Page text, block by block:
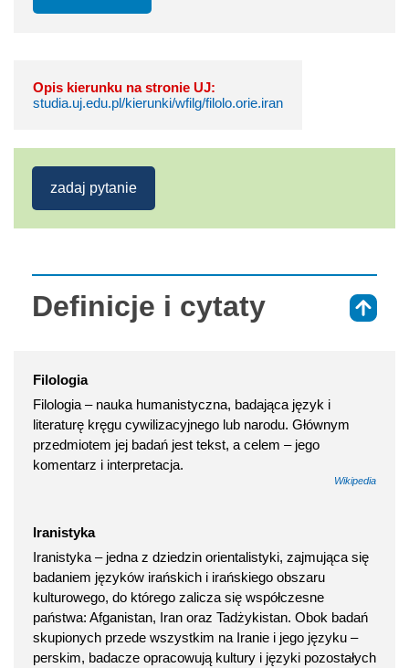
Opis kierunku na stronie UJ:
studia.uj.edu.pl/kierunki/wfilg/filolo.orie.iran
zadaj pytanie
Definicje i cytaty
Filologia
Filologia – nauka humanistyczna, badająca język i
literaturę kręgu cywilizacyjnego lub narodu. Głównym
przedmiotem jej badań jest tekst, a celem – jego
komentarz i interpretacja.
Wikipedia
Iranistyka
Iranistyka – jedna z dziedzin orientalistyki, zajmująca się
badaniem języków irańskich i irańskiego obszaru
kulturowego, do którego zalicza się współczesne
państwa: Afganistan, Iran oraz Tadżykistan. Obok badań
skupionych przede wszystkim na Iranie i jego języku –
perskim, badacze opracowują kultury i języki pozostałych